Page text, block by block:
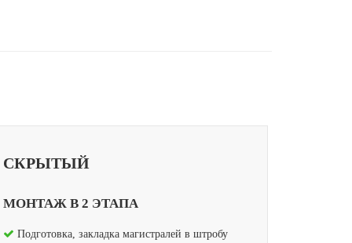
СКРЫТЫЙ
МОНТАЖ В 2 ЭТАПА
Подготовка, закладка магистралей в штробу